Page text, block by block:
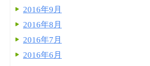
2016年9月
2016年8月
2016年7月
2016年6月